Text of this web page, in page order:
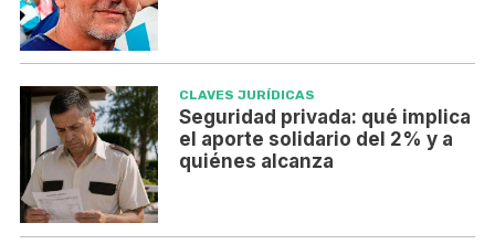
CLAVES JURÍDICAS
Seguridad privada: qué implica
el aporte solidario del 2% y a
quiénes alcanza